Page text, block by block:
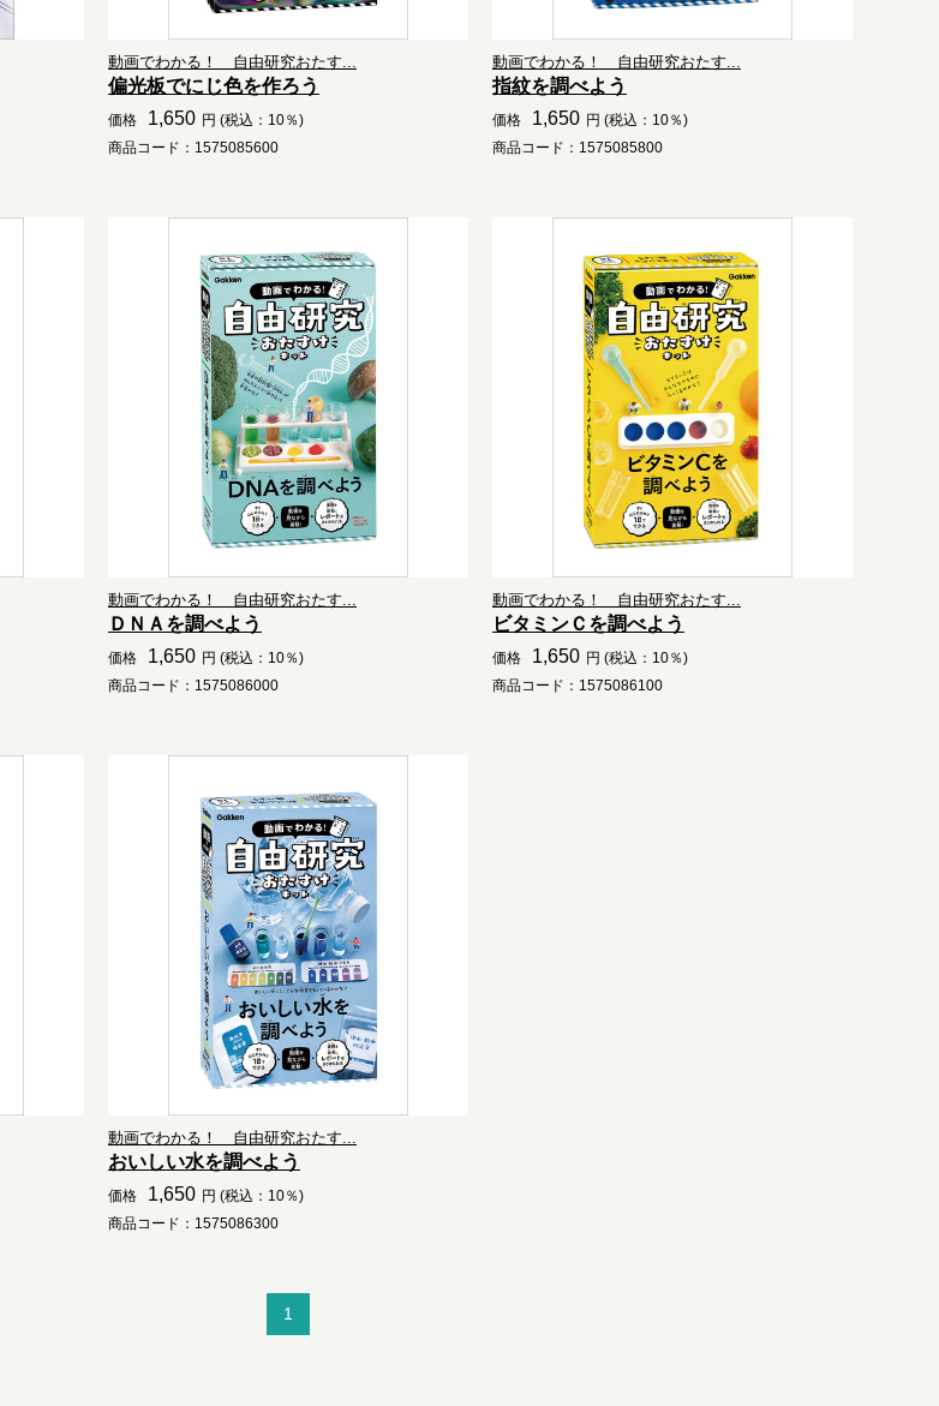
動画でわかる！ 自由研究おたす...
偏光板でにじ色を作ろう
価格 1,650 円 (税込：10％)
商品コード：1575085600
動画でわかる！ 自由研究おたす...
指紋を調べよう
価格 1,650 円 (税込：10％)
商品コード：1575085800
動画でわかる！ 自由研究おたす...
ＤＮＡを調べよう
価格 1,650 円 (税込：10％)
商品コード：1575086000
動画でわかる！ 自由研究おたす...
ビタミンＣを調べよう
価格 1,650 円 (税込：10％)
商品コード：1575086100
動画でわかる！ 自由研究おたす...
おいしい水を調べよう
価格 1,650 円 (税込：10％)
商品コード：1575086300
1